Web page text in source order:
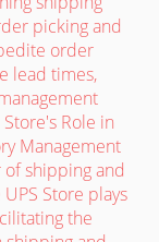
picking and
order
lead times,
Role in
Management
shipping and
Store plays
the